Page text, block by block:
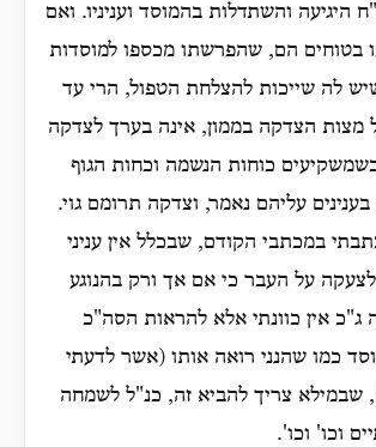
היגיעה והשתדלות בהמוסד ועניניו. ואם
בטוחים הם, שהפרשתו מכספו למוסדות
לה שייכות להצלחת הטפול, הרי עד
מצות הצדקה בממון, אינה בערך לצדקה
כוחות הנשמה וכחות הגוף
עליהם נאמר, וצדקה תרומם גוי.
במכתבי הקודם, שבכלל אין עניני
על העבר כי אם אך ורק בהנוגע
ג"כ אין כוונתי אלא להראות הסה"כ
כמו שהנני רואה אותו (אשר לדעתי
שבמילא צריך להביא זה, כנ"ל לשמחה
וכו' וכו'.